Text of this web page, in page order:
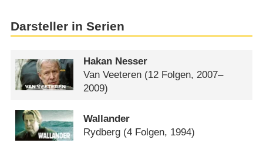
Darsteller in Serien
Hakan Nesser
Van Veeteren (12 Folgen, 2007–
2009)
Wallander
Rydberg (4 Folgen, 1994)